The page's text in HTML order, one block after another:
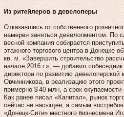
Из ритейлеров в девелоперы
Отказавшись от собственного
намерен заняться девелопментом. По
весной компания собирается
этажного торгового центра в Донецке
кв. м. «Завершить строительство
начале 2016 г.», — добавил
директора по развитию девелоперской
Овчинникова, в реализацию этого
примерно $ 40 млн, а срок окупаемости
Как ранее писал «Капитал», рынок
сейчас не насыщен, а самым
«Донецк-Сити» местного бизнесмена